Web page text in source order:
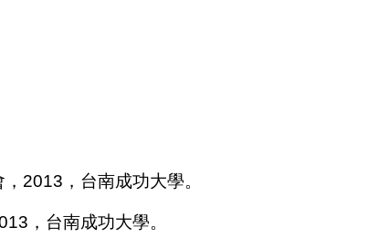
2013，台南成功大學。
，台南成功大學。